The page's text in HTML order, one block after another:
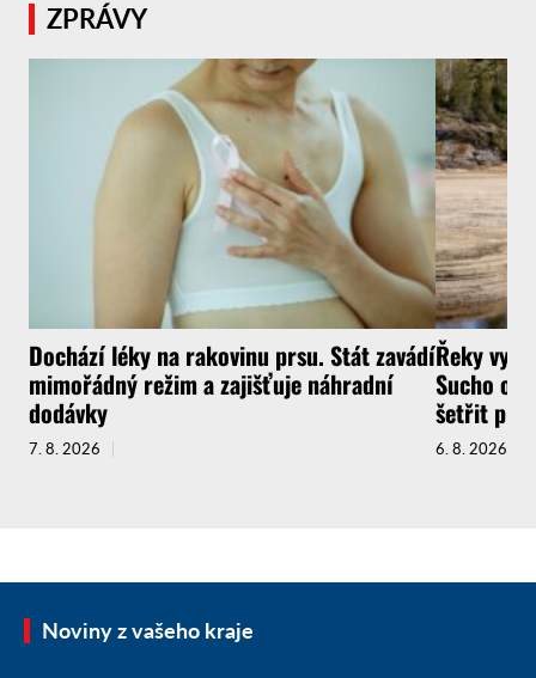
ZPRÁVY
Dochází léky na rakovinu prsu. Stát zavádí
mimořádný režim a zajišťuje náhradní
dodávky
7. 8. 2026
Řeky
Sucho
šetřit
6. 8. 2026
Noviny z vašeho kraje